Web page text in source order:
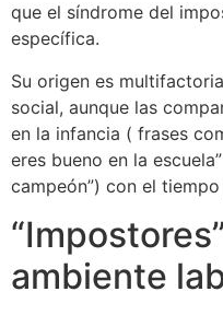
que el síndrome del
específica.
Su origen es
social, aunque las
en la infancia ( frases
eres bueno en la
campeón”) con el
ambiente